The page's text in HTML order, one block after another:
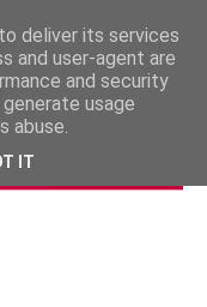
deliver its services
and user-agent are
and security
usage
abuse.
IT